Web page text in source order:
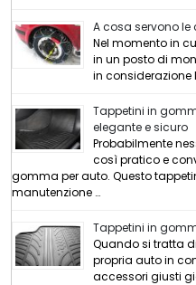
A cosa servono le
Nel momento in
in un posto di
in considerazione
Tappetini in
elegante e sicuro
Probabilmente
così pratico e
gomma per auto. Questo
manutenzione …
Tappetini in
Quando si tratta
propria auto in
accessori giusti